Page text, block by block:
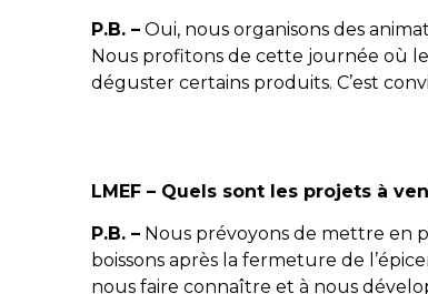
P.B. – Oui, nous organisons des
Nous profitons de cette journée où
déguster certains produits. C’est
LMEF – Quels sont les projets à
P.B. – Nous prévoyons de mettre en
boissons après la fermeture de
nous faire connaître et à nous